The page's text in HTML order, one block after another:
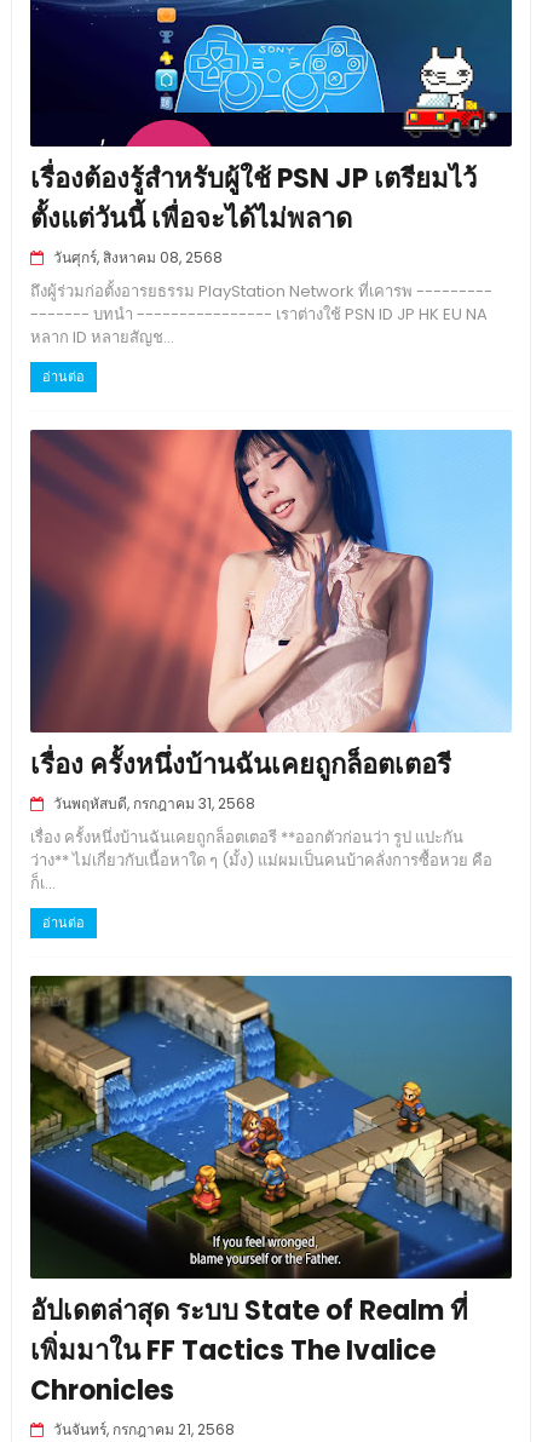
เรื่องต้องรู้สำหรับผู้ใช้ PSN JP เตรียมไว้
ตั้งแต่วันนี้ เพื่อจะได้ไม่พลาด
วันศุกร์, สิงหาคม 08, 2568
ถึงผู้ร่วมก่อตั้งอารยธรรม PlayStation Network ที่เคารพ ---------
------- บทนำ ---------------- เราต่างใช้ PSN ID JP HK EU NA
หลาก ID หลายสัญช...
อ่านต่อ
เรื่อง ครั้งหนึ่งบ้านฉันเคยถูกล็อตเตอรี
วันพฤหัสบดี, กรกฎาคม 31, 2568
เรื่อง ครั้งหนึ่งบ้านฉันเคยถูกล็อตเตอรี **ออกตัวก่อนว่า รูป แปะกัน
ว่าง** ไม่เกี่ยวกับเนื้อหาใด ๆ (มั้ง) แม่ผมเป็นคนบ้าคลั่งการซื้อหวย คือ
ก็เ...
อ่านต่อ
อัปเดตล่าสุด ระบบ State of Realm ที่
เพิ่มมาใน FF Tactics The Ivalice
Chronicles
วันจันทร์, กรกฎาคม 21, 2568